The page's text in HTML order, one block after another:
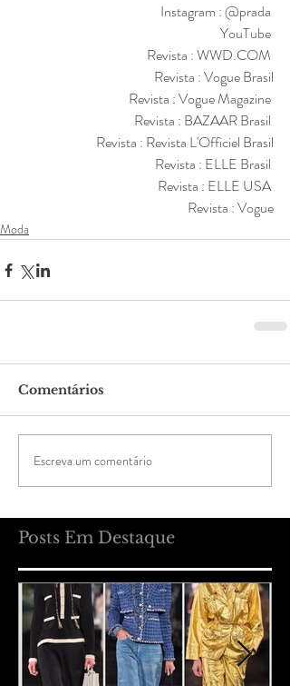
Instagram : @prada
YouTube
Revista : WWD.COM
Revista : Vogue Brasil
Revista : Vogue Magazine
Revista : BAZAAR Brasil
Revista : Revista L'Officiel Brasil
Revista : ELLE Brasil
Revista : ELLE USA
Revista : Vogue
Moda
Comentários
Escreva um comentário
Posts Em Destaque